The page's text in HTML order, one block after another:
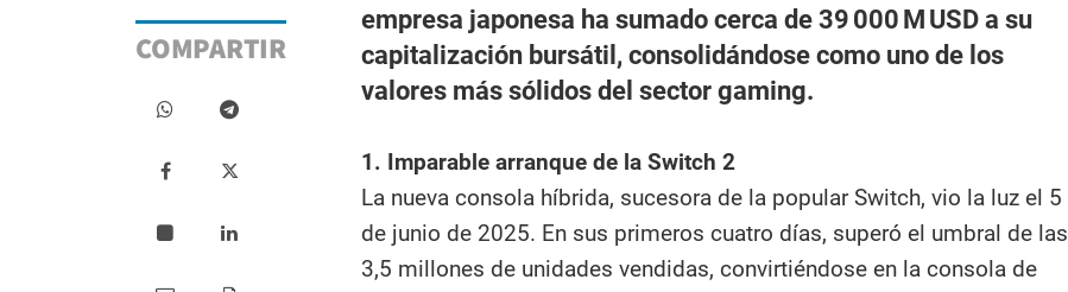
COMPARTIR
empresa japonesa ha sumado cerca de 39 000 M USD a su
capitalización bursátil, consolidándose como uno de los
valores más sólidos del sector gaming.
1. Imparable arranque de la Switch 2
La nueva consola híbrida, sucesora de la popular Switch, vio la luz el 5
de junio de 2025. En sus primeros cuatro días, superó el umbral de las
3,5 millones de unidades vendidas, convirtiéndose en la consola de